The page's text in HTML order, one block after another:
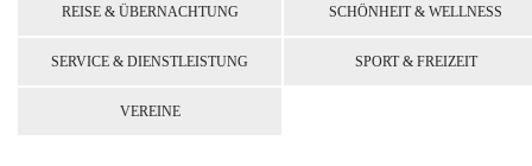
REISE & ÜBERNACHTUNG SCHÖNHEIT & WELLNESS
SERVICE & DIENSTLEISTUNG SPORT & FREIZEIT
VEREINE